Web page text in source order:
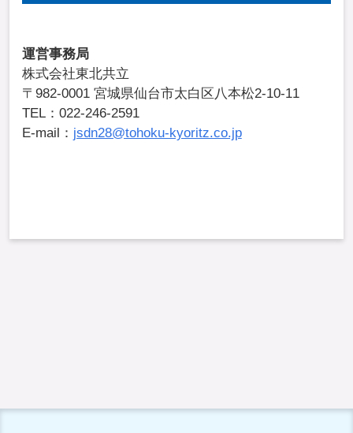
運営事務局
株式会社東北共立
〒982-0001 宮城県仙台市太白区八本松2-10-11
TEL：022-246-2591
E-mail： jsdn28@tohoku-kyoritz.co.jp